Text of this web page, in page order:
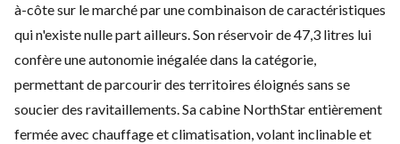
à-côte sur le marché par une combinaison de caractéristiques
qui n'existe nulle part ailleurs. Son réservoir de 47,3 litres lui
confère une autonomie inégalée dans la catégorie,
permettant de parcourir des territoires éloignés sans se
soucier des ravitaillements. Sa cabine NorthStar entièrement
fermée avec chauffage et climatisation, volant inclinable et